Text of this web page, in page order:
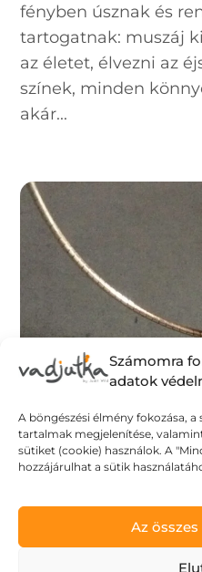
Számomra
adatok
A böngészési élmény fokozása,
tartalmak megjelenítése,
sütiket (cookie) használok. A
hozzájárulhat a sütik
Az
fényben úsznak és
tartogatnak: muszáj
az életet, élvezni az
színek, minden
akár...